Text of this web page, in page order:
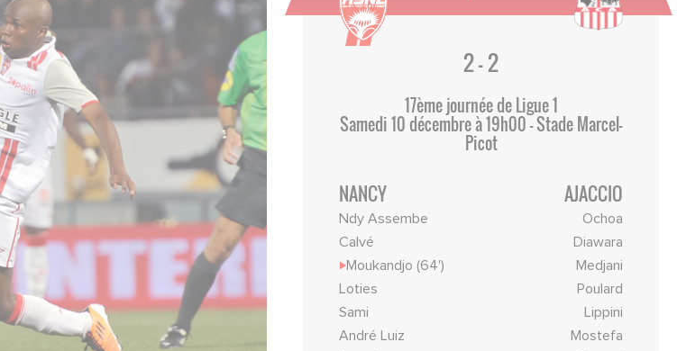
2 - 2
17ème journée de Ligue 1
Samedi 10 décembre à 19h00 - Stade Marcel-
Picot
NANCY
Ndy Assembe
Calvé
Moukandjo (64')
Loties
Sami
André Luiz
AJACCIO
Ochoa
Diawara
Medjani
Poulard
Lippini
Mostefa